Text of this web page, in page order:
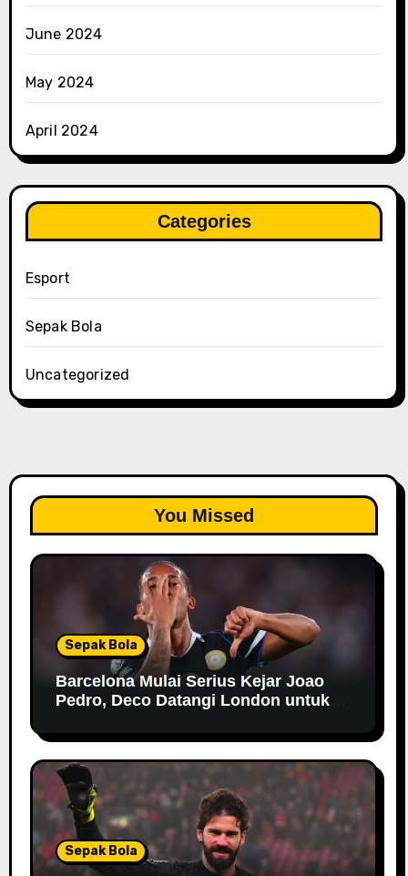
June 2024
May 2024
April 2024
Categories
Esport
Sepak Bola
Uncategorized
You Missed
Sepak Bola
Barcelona Mulai Serius Kejar Joao
Pedro, Deco Datangi London untuk
Sepak Bola